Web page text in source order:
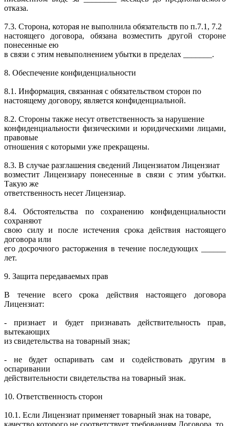
отказа.
7.3. Сторона, которая не выполнила обязательств по п.7.1, 7.2
настоящего договора, обязана возместить другой стороне
понесенные ею
в связи с этим невыполнением убытки в пределах _______.
8. Обеспечение конфиденциальности
8.1. Информация, связанная с обязательством сторон по
настоящему договору, является конфиденциальной.
8.2. Стороны также несут ответственность за нарушение
конфиденциальности физическими и юридическими лицами,
правовые
отношения с которыми уже прекращены.
8.3. В случае разглашения сведений Лицензиатом Лицензиат
возместит Лицензиару понесенные в связи с этим убытки.
Такую же
ответственность несет Лицензиар.
8.4. Обстоятельства по сохранению конфиденциальности
сохраняют
свою силу и после истечения срока действия настоящего
договора или
его досрочного расторжения в течение последующих ______
лет.
9. Защита передаваемых прав
В течение всего срока действия настоящего договора
Лицензиат:
- признает и будет признавать действительность прав,
вытекающих
из свидетельства на товарный знак;
- не будет оспаривать сам и содействовать другим в
оспаривании
действительности свидетельства на товарный знак.
10. Ответственность сторон
10.1. Если Лицензиат применяет товарный знак на товаре,
качество которого не соответствует требованиям Договора, то